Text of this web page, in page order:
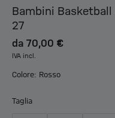
Bambini
27
da 70,00 €
IVA incl.
Colore: Rosso
Taglia